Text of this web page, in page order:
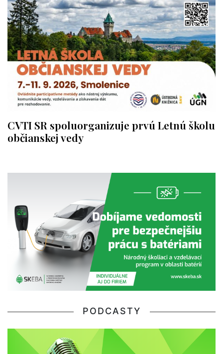
CVTI SR spoluorganizuje prvú Letnú školu
občianskej vedy
PODCASTY